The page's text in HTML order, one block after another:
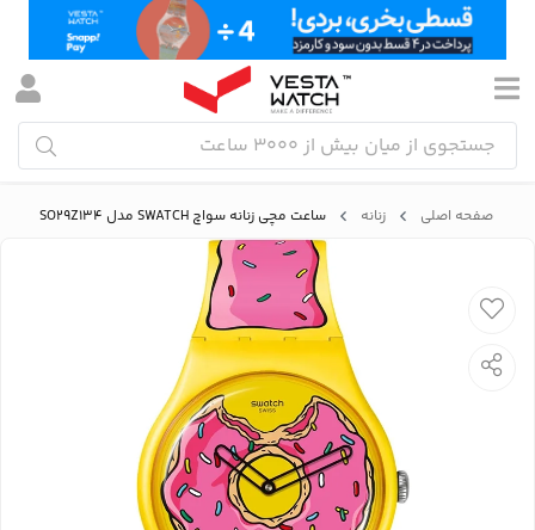
صفحه اصلی زنانه ساعت مچی زنانه سواچ SWATCH مدل SO29Z134